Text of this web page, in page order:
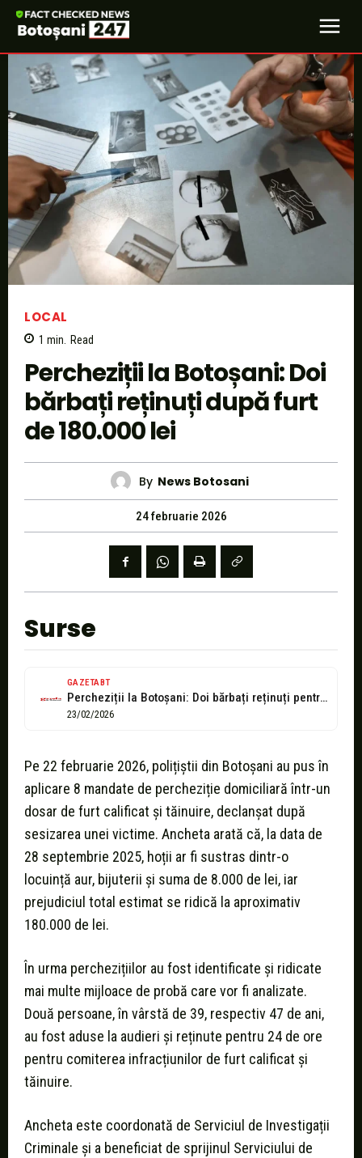
LOCAL
1 min. Read
Percheziții la Botoșani: Doi
bărbați reținuți după furt
de 180.000 lei
By News Botosani
24 februarie 2026
Surse
GAZETABT
Percheziții la Botoșani: Doi bărbați reținuți pentru furt calificat și tăinuire. Prejudiciu...
23/02/2026
Pe 22 februarie 2026, polițiștii din Botoșani au pus în
aplicare 8 mandate de percheziție domiciliară într-un
dosar de furt calificat și tăinuire, declanșat după
sesizarea unei victime. Ancheta arată că, la data de
28 septembrie 2025, hoții ar fi sustras dintr-o
locuință aur, bijuterii și suma de 8.000 de lei, iar
prejudiciul total estimat se ridică la aproximativ
180.000 de lei.
În urma perchezițiilor au fost identificate și ridicate
mai multe mijloace de probă care vor fi analizate.
Două persoane, în vârstă de 39, respectiv 47 de ani,
au fost aduse la audieri și reținute pentru 24 de ore
pentru comiterea infracțiunilor de furt calificat și
tăinuire.
Ancheta este coordonată de Serviciul de Investigații
Criminale și a beneficiat de sprijinul Serviciului de